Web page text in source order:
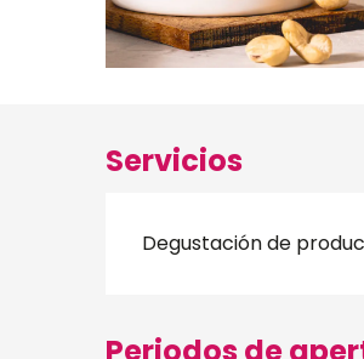
Servicios
Degustación de
Periodos de